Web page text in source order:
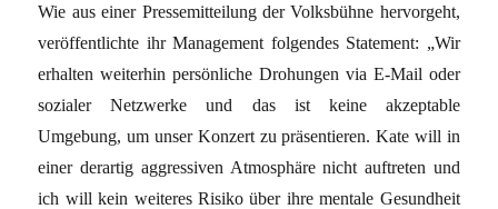
Wie aus einer Pressemitteilung der Volksbühne hervorgeht,
veröffentlichte ihr Management folgendes Statement: „Wir
erhalten weiterhin persönliche Drohungen via E-Mail oder
sozialer Netzwerke und das ist keine akzeptable
Umgebung, um unser Konzert zu präsentieren. Kate will in
einer derartig aggressiven Atmosphäre nicht auftreten und
ich will kein weiteres Risiko über ihre mentale Gesundheit